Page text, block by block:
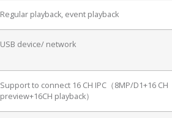
Regular playback, event playback
USB device/ network
Support to connect 16 CH IPC（8MP/D1+16 CH
preview+16CH playback）